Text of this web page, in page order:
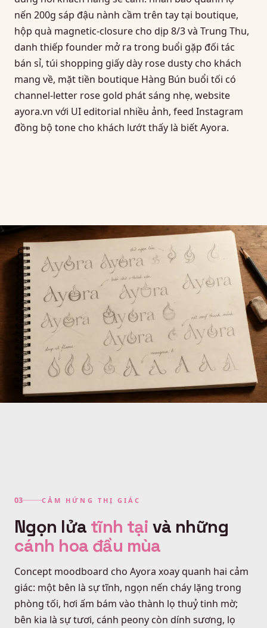
nến 200g sáp đậu nành cầm trên tay tại boutique,
hộp quà magnetic-closure cho dịp 8/3 và Trung Thu,
danh thiếp founder mở ra trong buổi gặp đối tác
bán sỉ, túi shopping giấy dày rose dusty cho khách
mang về, mặt tiền boutique Hàng Bún buổi tối có
channel-letter rose gold phát sáng nhẹ, website
ayora.vn với UI editorial nhiều ảnh, feed Instagram
đồng bộ tone cho khách lướt thấy là biết Ayora.
CẢM HỨNG THỊ GIÁC
Ngọn lửa tĩnh tại và những
cánh hoa đầu mùa
Concept moodboard cho Ayora xoay quanh hai cảm
giác: một bên là sự tĩnh, ngọn nến cháy lặng trong
phòng tối, hơi ấm bám vào thành lọ thuỷ tinh mờ;
bên kia là sự tươi, cánh peony còn dính sương, lọ